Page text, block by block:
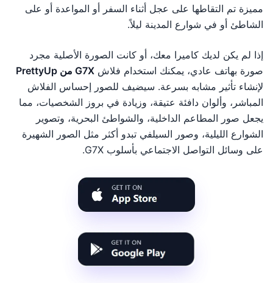
مميزة تم التقاطها على عجل أثناء السفر أو المواعدة أو على
الشاطئ أو في شوارع المدينة ليلاً.
إذا لم يكن لديك كاميرا معك، أو كانت الصورة الأصلية مجرد
صورة بهاتف عادي، يمكنك استخدام فلاش G7X من PrettyUp
لإنشاء تأثير مشابه بسرعة. سيضيف للصور إحساس الفلاش
المباشر، وألوان دافئة عتيقة، وزيادة في بروز الشخصيات، مما
يجعل صور المطاعم الداخلية، والشواطئ البحرية، وتصوير
الشوارع الليلية، وصور السيلفي تبدو أكثر مثل الصور الشهيرة
على وسائل التواصل الاجتماعي بأسلوب G7X.